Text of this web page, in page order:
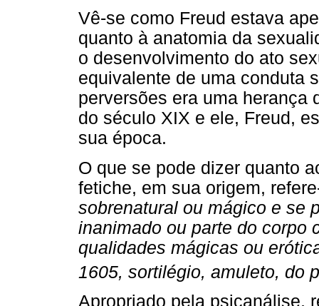
Vê-se como Freud estava
quanto à anatomia da
o desenvolvimento do ato
equivalente de uma conduta
perversões era uma herança
do século XIX e ele, Freud,
sua época.
O que se pode dizer quanto
fetiche, em sua origem,
sobrenatural ou mágico e se
inanimado ou parte do corpo
qualidades mágicas ou
1605, sortilégio, amuleto, do
Apropriado pela psicanálise,